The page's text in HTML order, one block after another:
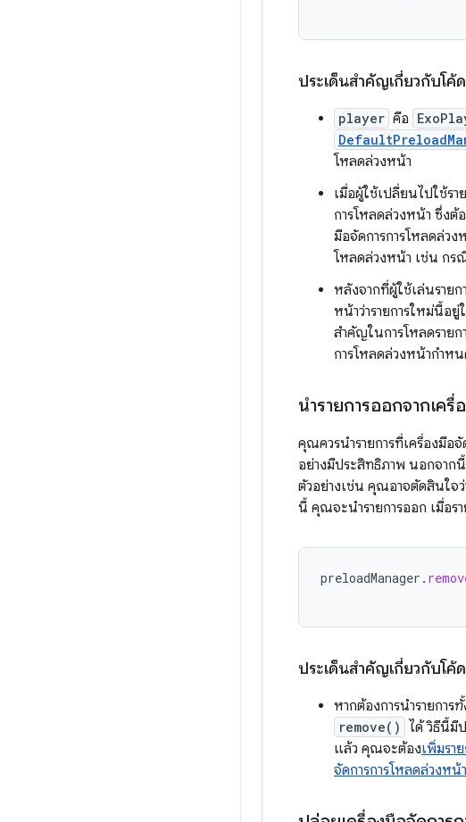
ประเด็นสำคัญเกี่ยวกับโค้ด
player คือ
โหลดล่วงหน้า
เมื่อผู้ใช้เปลี่ยนไปใช้ร
การโหลดล่วงหน้า ซึ่งต้
มือจัดการการโหลดล่ว
โหลดล่วงหน้า เช่น ก
หลังจากที่ผู้ใช้เล่นราย
หน้าว่ารายการใหม่นี้อ
สําคัญในการโหลดราย
การโหลดล่วงหน้ากำห
นำรายการออกจากเครื่
คุณควรนำรายการที่เครื่องมือ
อย่างมีประสิทธิภาพ นอกจาก
ตัวอย่างเช่น คุณอาจตัดสินใจว่
นี้ คุณจะนำรายการออก เมื่อร
preloadManager .
ประเด็นสำคัญเกี่ยวกับโค้ด
หากต้องการนำรายการ
remove()
ได้ วิธีนี้มี
แล้ว คุณจะต้องเพิ่มรา
จัดการการโหลดล่วงหน้า